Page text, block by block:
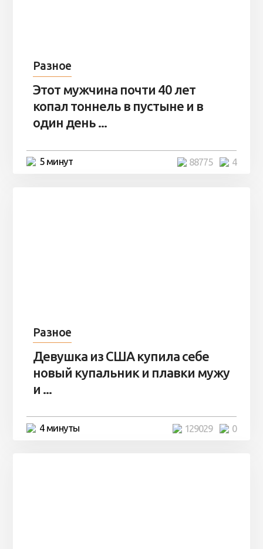
Разное
Этот мужчина почти 40 лет
копал тоннель в пустыне и в
один день ...
5 минут 4
88775
Разное
Девушка из США купила себе
новый купальник и плавки мужу
и ...
4 минуты 0
129029